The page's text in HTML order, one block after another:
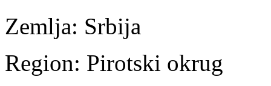
Zemlja: Srbija
Region: Pirotski okrug